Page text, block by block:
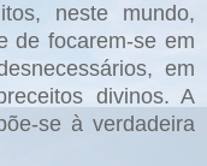
neste mundo,
de focarem-se em
em
divinos. A
se à verdadeira